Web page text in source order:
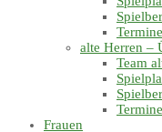
Termine
alte Herren –
Team
Termine
Frauen